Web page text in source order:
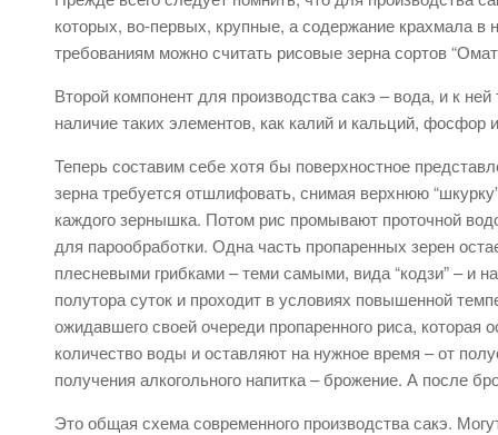
которых, во-первых, крупные, а содержание крахмала
требованиям можно считать рисовые зерна сортов
Второй компонент для производства сакэ – вода, и к
наличие таких элементов, как калий и кальций, фосфор
Теперь составим себе хотя бы поверхностное
зерна требуется отшлифовать, снимая верхнюю
каждого зернышка. Потом рис промывают проточной
для парообработки. Одна часть пропаренных зерен
плесневыми грибками – теми самыми, вида “кодзи” – и
полутора суток и проходит в условиях повышенной
ожидавшего своей очереди пропаренного риса, которая
количество воды и оставляют на нужное время – от
получения алкогольного напитка – брожение. А после
Это общая схема современного производства сакэ.